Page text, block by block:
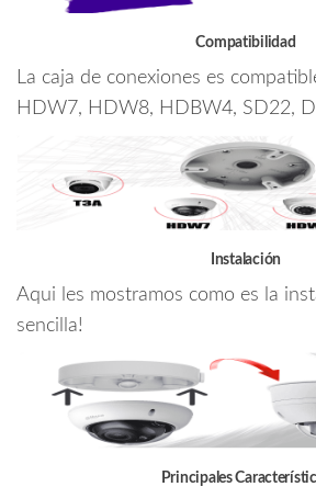
cantidad
Compatibilidad
La caja de conexiones es
HDW7, HDW8, HDBW4, SD22,
Instalación
Aqui les mostramos como es la
sencilla!
Principales